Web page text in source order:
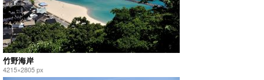
竹野海岸
4215×2805 px